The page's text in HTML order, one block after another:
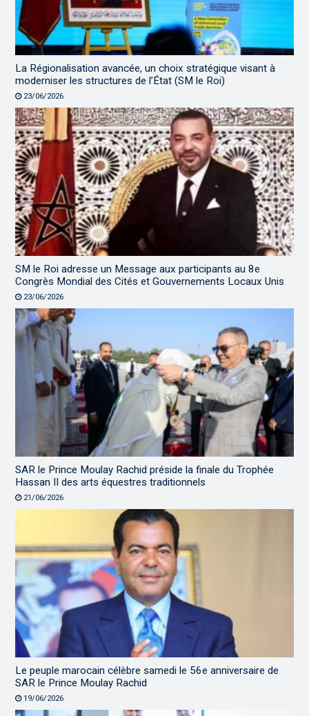
La Régionalisation avancée, un choix stratégique visant à
moderniser les structures de l’État (SM le Roi)
23/06/2026
SM le Roi adresse un Message aux participants au 8e
Congrès Mondial des Cités et Gouvernements Locaux Unis
23/06/2026
SAR le Prince Moulay Rachid préside la finale du Trophée
Hassan II des arts équestres traditionnels
21/06/2026
Le peuple marocain célèbre samedi le 56e anniversaire de
SAR le Prince Moulay Rachid
19/06/2026